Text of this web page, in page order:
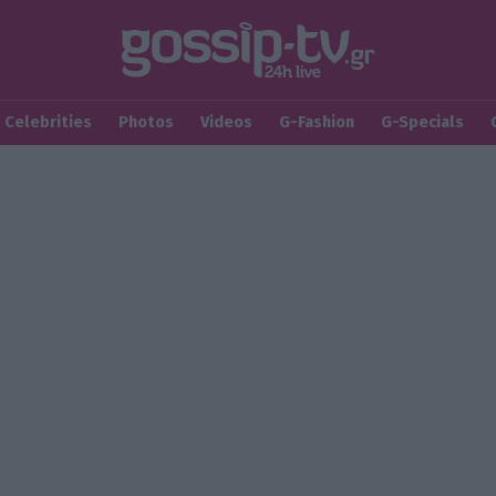
Celebrities Photos Videos G-Fashion G-Specials